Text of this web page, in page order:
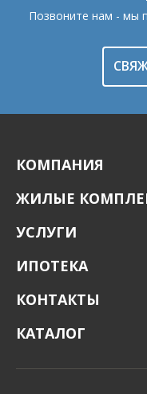
Позвоните нам - мы
КОМПАНИЯ
ЖИЛЫЕ
УСЛУГИ
ИПОТЕКА
КОНТАКТЫ
КАТАЛОГ